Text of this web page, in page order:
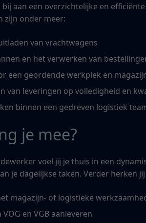
aan een overzichtelijke en
zijn onder meer:
van vrachtwagens
en het verwerken van
een geordende werkplek en
van leveringen op volledigheid en
binnen een gedreven logistiek
je mee?
voel jij je thuis in een
je dagelijkse taken. Verder herken
magazijn- of logistieke
VOG en VGB aanleveren